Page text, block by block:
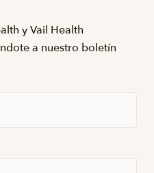
y Vail Health
a nuestro boletín